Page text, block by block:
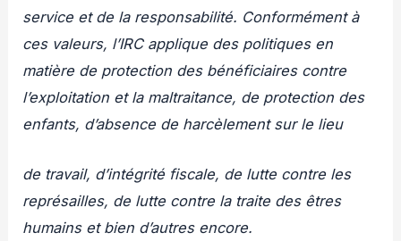
service et de la responsabilité. Conformément à
ces valeurs, l’IRC applique des politiques en
matière de protection des bénéficiaires contre
l’exploitation et la maltraitance, de protection des
enfants, d’absence de harcèlement sur le lieu
de travail, d’intégrité fiscale, de lutte contre les
représailles, de lutte contre la traite des êtres
humains et bien d’autres encore.